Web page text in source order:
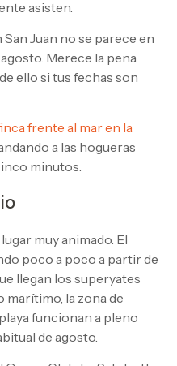
asisten.
Juan no se parece en
Merece la pena
ello si tus fechas son
frente al mar en la
a las hogueras
minutos.
muy animado. El
poco a poco a partir de
llegan los superyates
marítimo, la zona de
funcionan a pleno
de agosto.